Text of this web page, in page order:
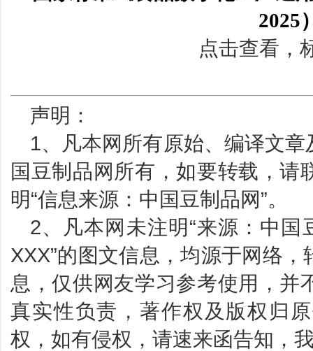
2025
点击查看，
声明：
1、凡本网所有原始、编译文
国豆制品网所有，如要转载，请
明“信息来源：中国豆制品网”。
2、凡本网未注明“来源：中国
XXX”的图文信息，均源于网络
息，仅供网友学习参考使用，并
真实性负责，著作权及版权归
权，如有侵权，请速来函告知，